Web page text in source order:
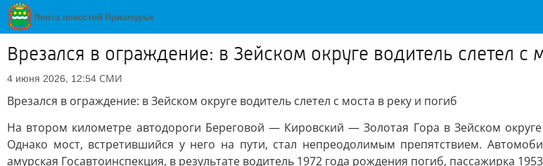
Врезался в ограждение: в Зейском округе водитель слетел с
4 июня 2026, 12:54 СМИ
Врезался в ограждение: в Зейском округе водитель слетел с моста в реку и погиб
На втором километре автодороги Береговой — Кировский — Золотая Гора в Зейском
Однако мост, встретившийся у него на пути, стал непреодолимым препятствием.
амурская Госавтоинспекция, в результате водитель 1972 года рождения погиб, пассажирка